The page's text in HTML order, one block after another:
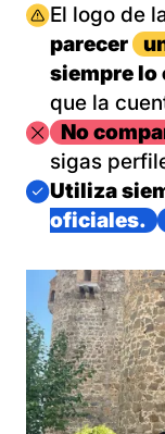
Imagen
El logo de
parecer
siempre lo
que la
Imagen
No
sigas
Imagen
Utiliza
oficiales.